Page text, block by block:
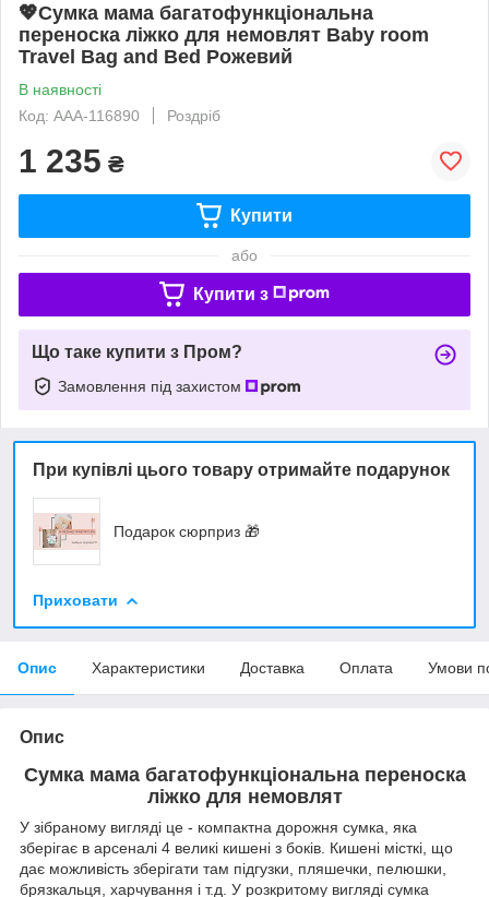
💖Сумка мама багатофункціональна
переноска ліжко для немовлят Baby room
Travel Bag and Bed Рожевий
В наявності
Код: AAA-116890
Роздріб
1 235 ₴
Купити
або
Купити з
Що таке купити з Пром?
Замовлення під захистом
При купівлі цього товару отримайте подарунок
Подарок сюрприз 🎁
Приховати
Опис Характеристики Доставка Оплата Умови
Опис
Сумка мама багатофункціональна переноска
ліжко для немовлят
У зібраному вигляді це - компактна дорожня сумка, яка
зберігає в арсеналі 4 великі кишені з боків. Кишені місткі, що
дає можливість зберігати там підгузки, пляшечки, пелюшки,
брязкальця, харчування і т.д. У розкритому вигляді сумка